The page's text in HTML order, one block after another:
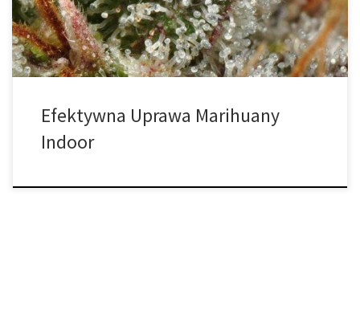
sposoby rozpoczęcia uprawy konopi – z nasionami lub klonami – i
[…]
Efektywna Uprawa Marihuany
Indoor